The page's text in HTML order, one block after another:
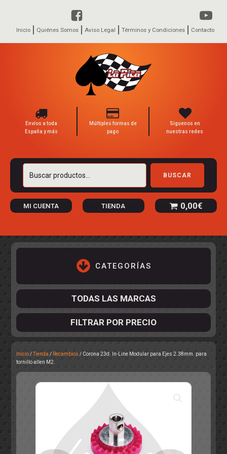
Inicio Quiénes Somos Aviso Legal Términos y Condiciones Contacto
Envíos a toda
España y más
Múltiples formas de
pago
Síguenos en
nuestras redes
Buscar
BUSCAR
MI CUENTA TIENDA 0,00€
CATEGORÍAS
OTROS
RALLY
TODAS LAS MARCAS
FILTRAR POR PRECIO
Inicio/Tienda / Recambios / Corona 23d. In-Line Modular para Ejes 2.38mm. para
tornillo allen M2.